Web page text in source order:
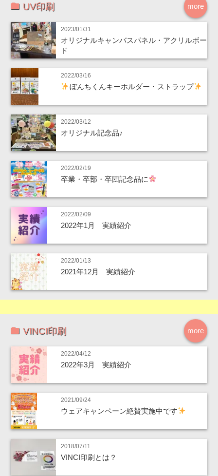
more
UV印刷
2023/01/31
オリジナルキャンバスパネル・アクリルボー
ド
2022/03/16
ぼんちくんキーホルダー・ストラップ
2022/03/12
オリジナル記念品♪
2022/02/19
卒業・卒部・卒団記念品に
2022/02/09
2022年1月 実績紹介
2022/01/13
2021年12月 実績紹介
more
VINCI印刷
2022/04/12
2022年3月 実績紹介
2021/09/24
ウェアキャンペーン絶賛実施中です
2018/07/11
VINCI印刷とは？